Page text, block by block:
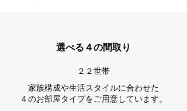
選べる４の間取り
２２世帯
家族構成や生活スタイルに合わせた
４のお部屋タイプをご用意しています。